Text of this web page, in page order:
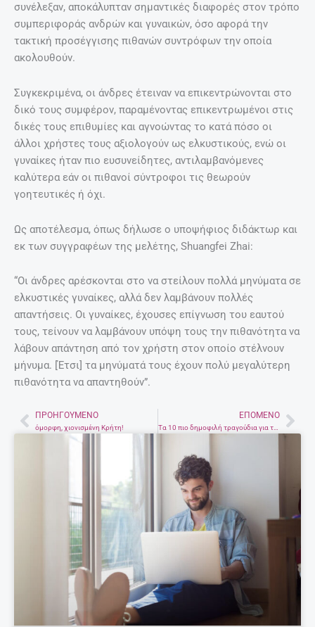
συνέλεξαν, αποκάλυπταν σημαντικές διαφορές στον τρόπο
συμπεριφοράς ανδρών και γυναικών, όσο αφορά την
τακτική προσέγγισης πιθανών συντρόφων την οποία
ακολουθούν.
Συγκεκριμένα, οι άνδρες έτειναν να επικεντρώνονται στο
δικό τους συμφέρον, παραμένοντας επικεντρωμένοι στις
δικές τους επιθυμίες και αγνοώντας το κατά πόσο οι
άλλοι χρήστες τους αξιολογούν ως ελκυστικούς, ενώ οι
γυναίκες ήταν πιο ευσυνείδητες, αντιλαμβανόμενες
καλύτερα εάν οι πιθανοί σύντροφοι τις θεωρούν
γοητευτικές ή όχι.
Ως αποτέλεσμα, όπως δήλωσε ο υποψήφιος διδάκτωρ και
εκ των συγγραφέων της μελέτης, Shuangfei Zhai:
“Οι άνδρες αρέσκονται στο να στείλουν πολλά μηνύματα σε
ελκυστικές γυναίκες, αλλά δεν λαμβάνουν πολλές
απαντήσεις. Οι γυναίκες, έχουσες επίγνωση του εαυτού
τους, τείνουν να λαμβάνουν υπόψη τους την πιθανότητα να
λάβουν απάντηση από τον χρήστη στον οποίο στέλνουν
μήνυμα. [Έτσι] τα μηνύματά τους έχουν πολύ μεγαλύτερη
πιθανότητα να απαντηθούν”.
Prev
ΠΡΟΗΓΟΎΜΕΝΟ
όμορφη, χιονισμένη Κρήτη!
ΕΠΌΜΕΝΟ
Τα 10 πιο δημοφιλή τραγούδια για το 2016 στο YouTube